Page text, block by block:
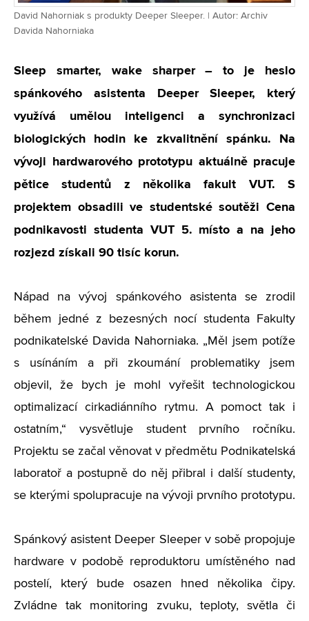
David Nahorniak s produkty Deeper Sleeper. | Autor: Archiv
Davida Nahorniaka
Sleep smarter, wake sharper – to je heslo
spánkového asistenta Deeper Sleeper, který
využívá umělou inteligenci a synchronizaci
biologických hodin ke zkvalitnění spánku. Na
vývoji hardwarového prototypu aktuálně pracuje
pětice studentů z několika fakult VUT. S
projektem obsadili ve studentské soutěži Cena
podnikavosti studenta VUT 5. místo a na jeho
rozjezd získali 90 tisíc korun.
Nápad na vývoj spánkového asistenta se zrodil
během jedné z bezesných nocí studenta Fakulty
podnikatelské Davida Nahorniaka. „Měl jsem potíže
s usínáním a při zkoumání problematiky jsem
objevil, že bych je mohl vyřešit technologickou
optimalizací cirkadiánního rytmu. A pomoct tak i
ostatním,“ vysvětluje student prvního ročníku.
Projektu se začal věnovat v předmětu Podnikatelská
laboratoř a postupně do něj přibral i další studenty,
se kterými spolupracuje na vývoji prvního prototypu.
Spánkový asistent Deeper Sleeper v sobě propojuje
hardware v podobě reproduktoru umístěného nad
postelí, který bude osazen hned několika čipy.
Zvládne tak monitoring zvuku, teploty, světla či